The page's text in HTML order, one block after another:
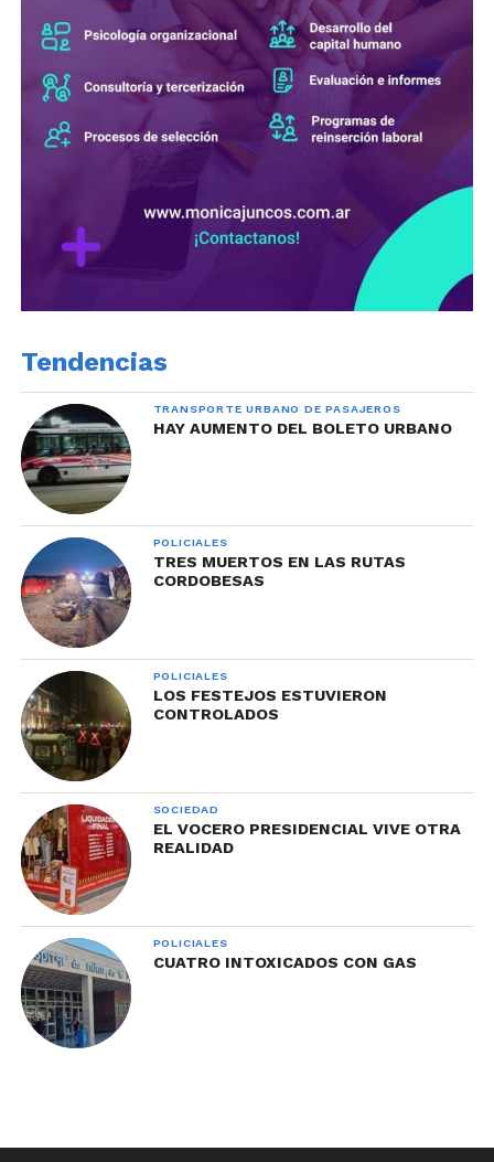
Tendencias
TRANSPORTE URBANO DE PASAJEROS
HAY AUMENTO DEL BOLETO URBANO
POLICIALES
TRES MUERTOS EN LAS RUTAS
CORDOBESAS
POLICIALES
LOS FESTEJOS ESTUVIERON
CONTROLADOS
SOCIEDAD
EL VOCERO PRESIDENCIAL VIVE OTRA
REALIDAD
POLICIALES
CUATRO INTOXICADOS CON GAS